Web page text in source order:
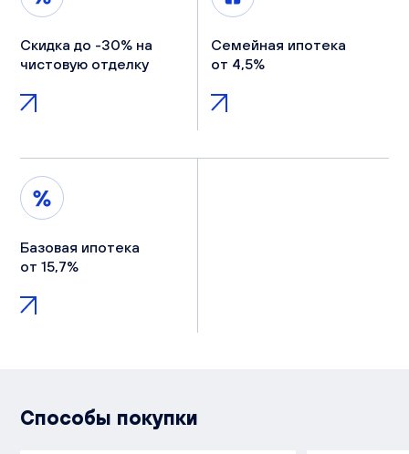
Скидка до -30% на
чистовую отделку
Семейная ипотека
от 4,5%
Базовая ипотека
от 15,7%
Способы покупки